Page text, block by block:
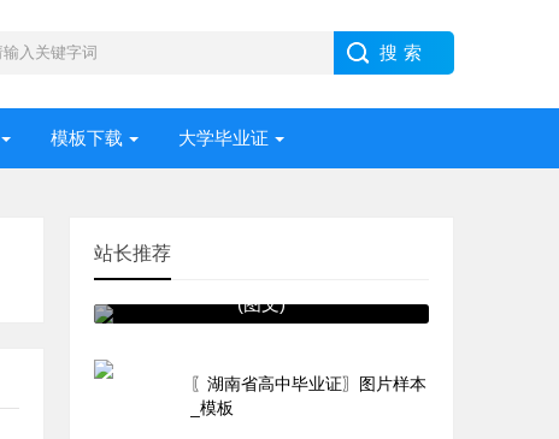
模板下载 大学毕业证
站长推荐
湖南省1995年高中毕业证内容
(图文)
〖湖南省高中毕业证〗图片样本
_模板